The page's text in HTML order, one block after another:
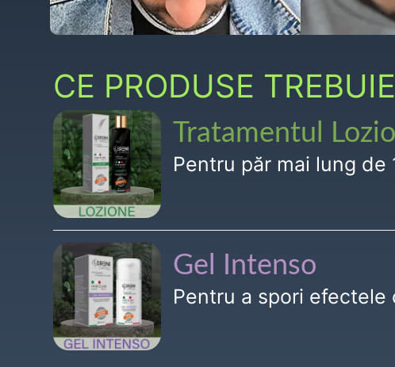
CE PRODUSE
Tratamentul
Pentru păr mai lung de
Gel Intenso
Pentru a spori efectele